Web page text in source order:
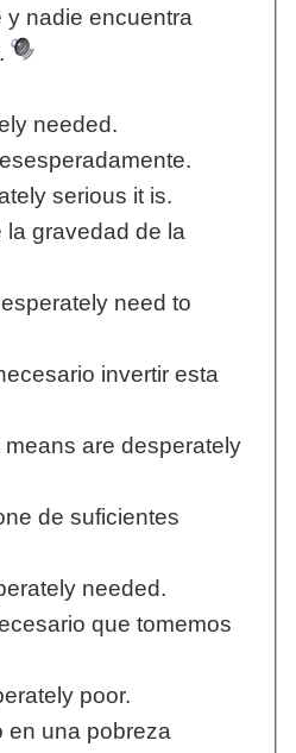
nadie encuentra
needed.
serious it is.
gravedad de la
need to
invertir esta
are desperately
de suficientes
needed.
que tomemos
poor.
en una pobreza